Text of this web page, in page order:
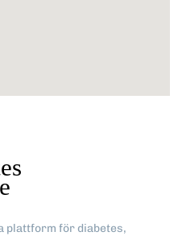
plattform för diabetes,